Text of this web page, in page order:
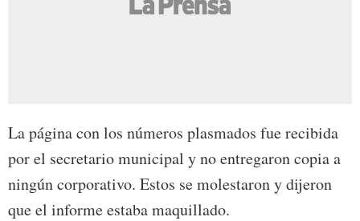
La página con los números plasmados fue recibida
por el secretario municipal y no entregaron copia a
ningún corporativo. Estos se molestaron y dijeron
que el informe estaba maquillado.